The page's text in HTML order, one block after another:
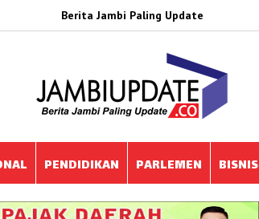
Berita Jambi Paling Update
PENDIDIKAN PARLEMEN BISNIS